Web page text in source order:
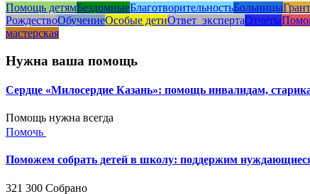
Помощь детямБездомныеБлаготворительностьБольницыГрант
РождествоОбучениеОсобые детиОтвет_экспертаОтчеты
мастерская
Нужна ваша помощь
Сердце «Милосердие Казань»: помощь инвалидам,
Помощь нужна всегда
Помочь
Поможем собрать детей в школу: поддержим
321 300 Собрано